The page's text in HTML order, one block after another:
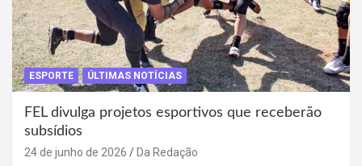
ESPORTE ÚLTIMAS NOTÍCIAS
FEL divulga projetos esportivos que receberão
subsídios
24 de junho de 2026 Da Redação